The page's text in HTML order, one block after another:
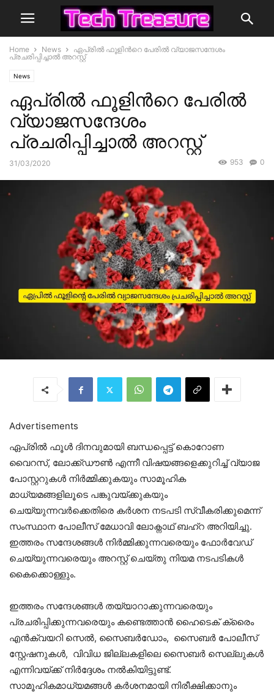
Home News
ഏപ്രില്‍ ഫൂളിന്‍റെ പേരില്‍ വ്യാജസന്ദേശം
പ്രചരിപ്പിച്ചാല്‍ അറസ്റ്റ്
News
ഏപ്രില്‍ ഫൂളിന്‍റെ പേരില്‍
വ്യാജസന്ദേശം
പ്രചരിപ്പിച്ചാല്‍ അറസ്റ്റ്
31/03/2020 0
953
Advertisements
ഏപ്രില്‍ ഫൂള്‍ ദിനവുമായി ബന്ധപ്പെട്ട് കൊറോണ
വൈറസ്, ലോക്ക്ഡൗണ്‍ എന്നീ വിഷയങ്ങളെക്കുറിച്ച് വ്യാജ
പോസ്റ്ററുകള്‍ നിര്‍മ്മിക്കുകയും സാമൂഹിക
മാധ്യമങ്ങളിലൂടെ പങ്കുവയ്ക്കുകയും
ചെയ്യുന്നവര്‍ക്കെതിരെ കര്‍ശന നടപടി സ്വീകരിക്കുമെന്ന്
സംസ്ഥാന പോലീസ് മേധാവി ലോക്നാഥ് ബഹ്റ അറിയിച്ചു.
ഇത്തരം സന്ദേശങ്ങള്‍ നിര്‍മ്മിക്കുന്നവരെയും ഫോര്‍വേഡ്
ചെയ്യുന്നവരെയും അറസ്റ്റ് ചെയ്തു നിയമ നടപടികള്‍
കൈക്കൊള്ളും.
ഇത്തരം സന്ദേശങ്ങള്‍ തയ്യാറാക്കുന്നവരെയും
പ്രചരിപ്പിക്കുന്നവരെയും കണ്ടെത്താന്‍ ഹൈടെക് ക്രൈം
എന്‍ക്വയറി സെല്‍, സൈബര്‍ഡോം, സൈബര്‍ പോലീസ്
സ്റ്റേഷനുകള്‍, വിവിധ ജില്ലകളിലെ സൈബര്‍ സെല്ലുകള്‍
എന്നിവയ്ക്ക് നിര്‍ദ്ദേശം നല്‍കിയിട്ടുണ്ട്.
സാമൂഹികമാധ്യമങ്ങള്‍ കര്‍ശനമായി നിരീക്ഷിക്കാനും